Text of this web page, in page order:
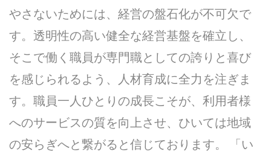
やさないためには、経営の盤石化が不可欠で
す。透明性の高い健全な経営基盤を確立し、
そこで働く職員が専門職としての誇りと喜び
を感じられるよう、人材育成に全力を注ぎま
す。職員一人ひとりの成長こそが、利用者様
へのサービスの質を向上させ、ひいては地域
の安らぎへと繋がると信じております。 「い